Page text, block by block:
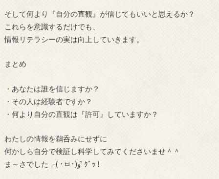
そして何より『自分の直観』が信じてもいいと思えるか？
これらを意識するだけでも、
情報リテラシーの実は向上していきます。
まとめ
・あなたは誰を信じますか？
・その人は経験者ですか？
・何より自分の直観は『許可』していますか？
わたしの情報を鵜呑みにせずに
何かしら自分で検証し科学してみてくださいませ＾＾
ま～さでした╭( ･ㅂ･)و ̑̑ ｸﾞｯ !